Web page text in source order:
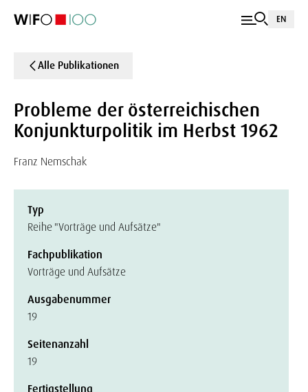
EN
Alle Publikationen
Probleme der österreichischen
Konjunkturpolitik im Herbst 1962
Franz Nemschak
Typ
Reihe "Vorträge und Aufsätze"
Fachpublikation
Vorträge und Aufsätze
Ausgabenummer
19
Seitenanzahl
19
Fertigstellung